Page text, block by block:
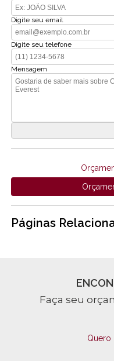
Digite seu email
Digite seu telefone
Mensagem
Páginas
Faça seu
Quero